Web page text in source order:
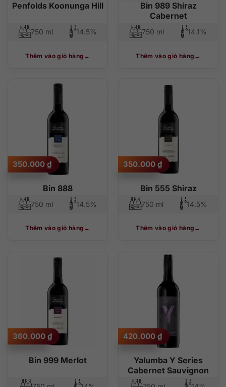
Penfolds Koonunga Hill
750 ml 14.5%
Thêm vào giỏ hàng
Bin 989 Shiraz
Cabernet
750 ml 14.1%
Thêm vào giỏ hàng
Bin 888
350.000 ₫
750 ml 14.5%
Thêm vào giỏ hàng
Bin 555 Shiraz
350.000 ₫
750 ml 14.5%
Thêm vào giỏ hàng
Bin 999 Merlot
360.000 ₫
Yalumba Y Series
Cabernet Sauvignon
420.000 ₫